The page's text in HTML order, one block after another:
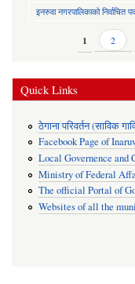
इनरुवा नगरपालिकाको निर्वाचित
1 2
Quick Links
ठेगाना परिवर्तन (साविक
Facebook Page of
Local Governence and
Ministry of Federal
The official Portal of
Websites of all the